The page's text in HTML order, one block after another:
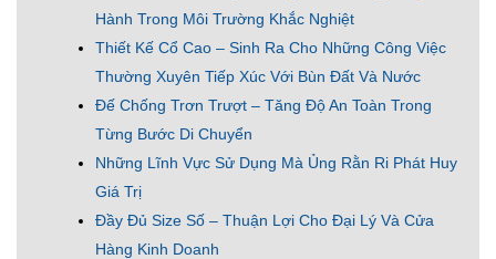
Hành Trong Môi Trường Khắc Nghiệt
Thiết Kế Cổ Cao – Sinh Ra Cho Những Công Việc
Thường Xuyên Tiếp Xúc Với Bùn Đất Và Nước
Đế Chống Trơn Trượt – Tăng Độ An Toàn Trong
Từng Bước Di Chuyển
Những Lĩnh Vực Sử Dụng Mà Ủng Rằn Ri Phát Huy
Giá Trị
Đầy Đủ Size Số – Thuận Lợi Cho Đại Lý Và Cửa
Hàng Kinh Doanh